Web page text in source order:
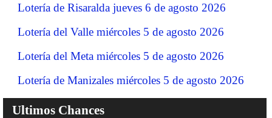
Lotería de Risaralda jueves 6 de agosto 2026
Lotería del Valle miércoles 5 de agosto 2026
Lotería del Meta miércoles 5 de agosto 2026
Lotería de Manizales miércoles 5 de agosto 2026
Ultimos Chances